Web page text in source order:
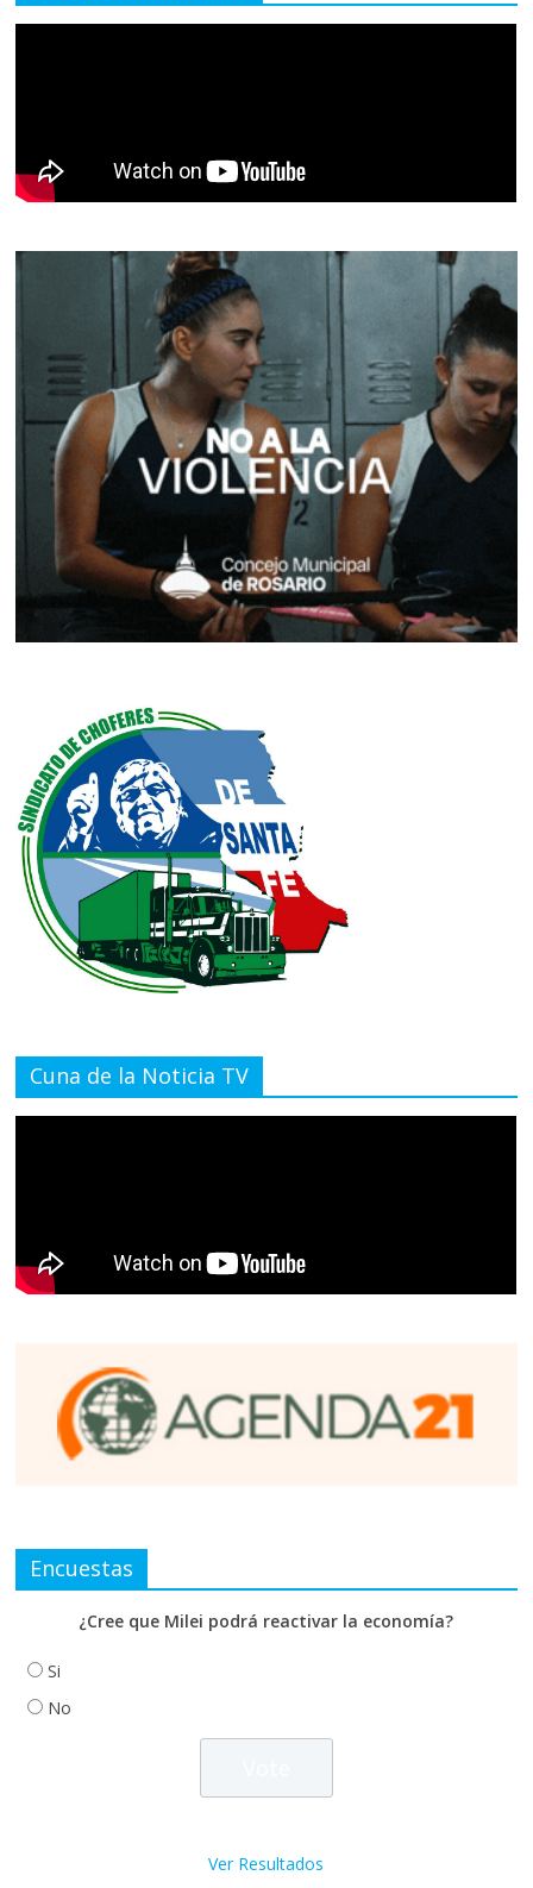
Cuna de la Noticia TV
Encuestas
¿Cree que Milei podrá reactivar la economía?
Si
No
Ver Resultados